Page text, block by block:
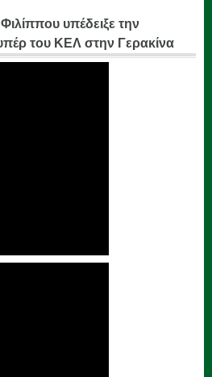
υπέδειξε την
του ΚΕΛ στην Γερακίνα